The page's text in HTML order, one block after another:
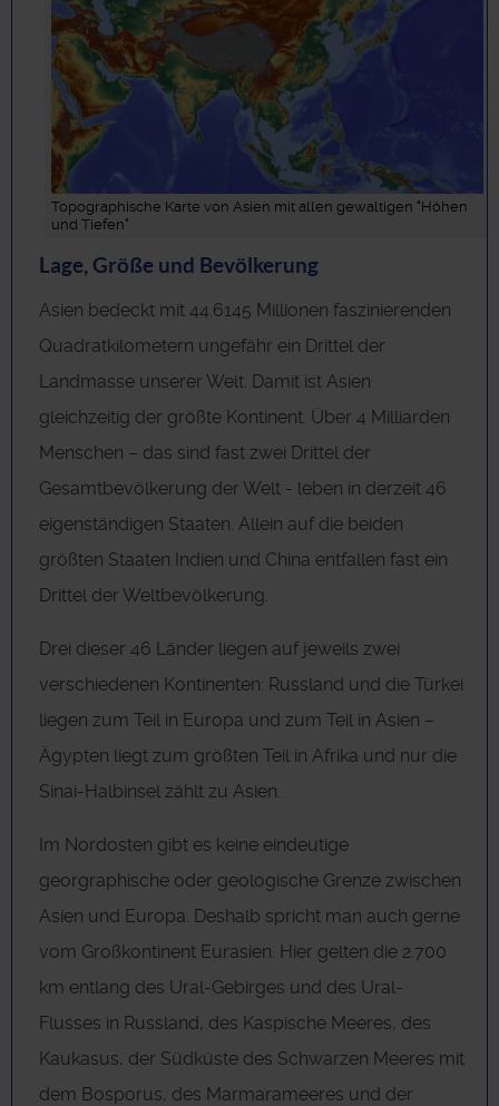
Topographische Karte von Asien mit allen gewaltigen "Höhen
und Tiefen"
Lage, Größe und Bevölkerung
Asien bedeckt mit 44.6145 Millionen faszinierenden
Quadratkilometern ungefähr ein Drittel der
Landmasse unserer Welt. Damit ist Asien
gleichzeitig der größte Kontinent. Über 4 Milliarden
Menschen – das sind fast zwei Drittel der
Gesamtbevölkerung der Welt - leben in derzeit 46
eigenständigen Staaten. Allein auf die beiden
größten Staaten Indien und China entfallen fast ein
Drittel der Weltbevölkerung.
Drei dieser 46 Länder liegen auf jeweils zwei
verschiedenen Kontinenten: Russland und die Türkei
liegen zum Teil in Europa und zum Teil in Asien –
Ägypten liegt zum größten Teil in Afrika und nur die
Sinai-Halbinsel zählt zu Asien.
Im Nordosten gibt es keine eindeutige
georgraphische oder geologische Grenze zwischen
Asien und Europa. Deshalb spricht man auch gerne
vom Großkontinent Eurasien. Hier gelten die 2.700
km entlang des Ural-Gebirges und des Ural-
Flusses in Russland, des Kaspische Meeres, des
Kaukasus, der Südküste des Schwarzen Meeres mit
dem Bosporus, des Marmarameeres und der